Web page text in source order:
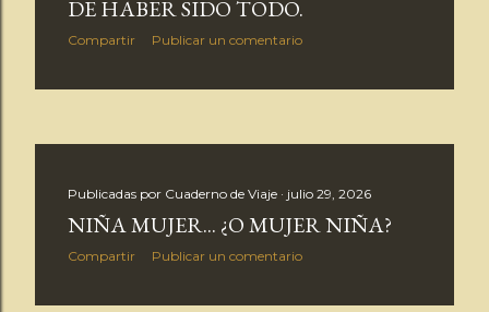
DE HABER SIDO TODO.
Compartir Publicar un comentario
Publicadas por Cuaderno de Viaje julio 29, 2026
NIÑA MUJER... ¿O MUJER NIÑA?
Compartir Publicar un comentario